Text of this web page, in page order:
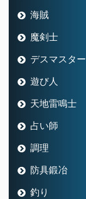
海賊
魔剣士
デスマスター
遊び人
天地雷鳴士
占い師
調理
防具鍛冶
釣り